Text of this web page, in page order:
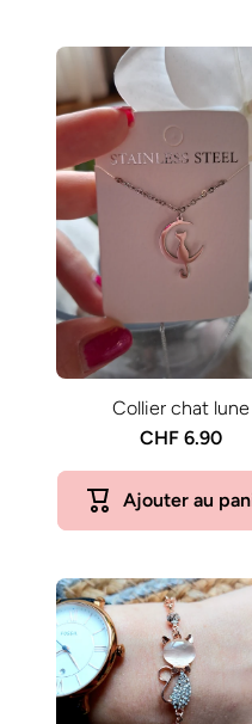
Collier chat lune
CHF 6.90
Ajouter au